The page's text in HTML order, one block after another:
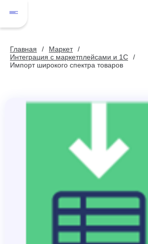
Главная
Маркет
Интеграция с маркетплейсами и 1С
Импорт широкого спектра товаров